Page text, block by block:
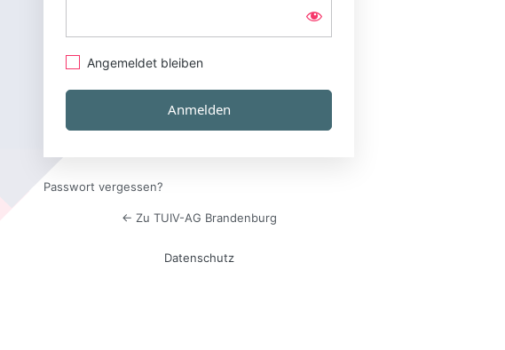
Angemeldet bleiben
Passwort vergessen?
← Zu TUIV-AG Brandenburg
Datenschutz